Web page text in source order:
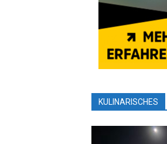
KULINARISCHES